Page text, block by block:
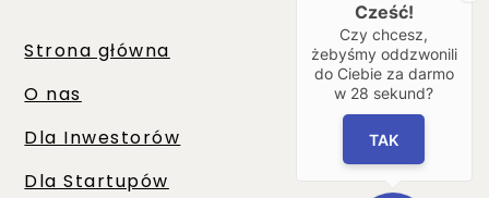
Strona główna
O nas
Dla Inwestorów
Dla Startupów
Cześć!
Czy chcesz,
żebyśmy oddzwonili
do Ciebie za darmo
w 28 sekund?
TAK